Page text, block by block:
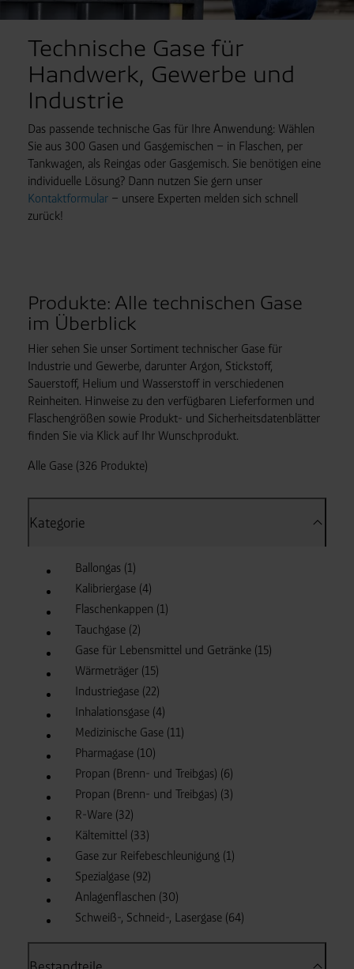
Technische Gase für
Handwerk, Gewerbe und
Industrie
Das passende technische Gas für Ihre Anwendung: Wählen
Sie aus 300 Gasen und Gasgemischen – in Flaschen, per
Tankwagen, als Reingas oder Gasgemisch. Sie benötigen eine
individuelle Lösung? Dann nutzen Sie gern unser
Kontaktformular– unsere Experten melden sich schnell
zurück!
Produkte: Alle technischen Gase
im Überblick
Hier sehen Sie unser Sortiment technischer Gase für
Industrie und Gewerbe, darunter Argon, Stickstoff,
Sauerstoff, Helium und Wasserstoff in verschiedenen
Reinheiten. Hinweise zu den verfügbaren Lieferformen und
Flaschengrößen sowie Produkt- und Sicherheitsdatenblätter
finden Sie via Klick auf Ihr Wunschprodukt.